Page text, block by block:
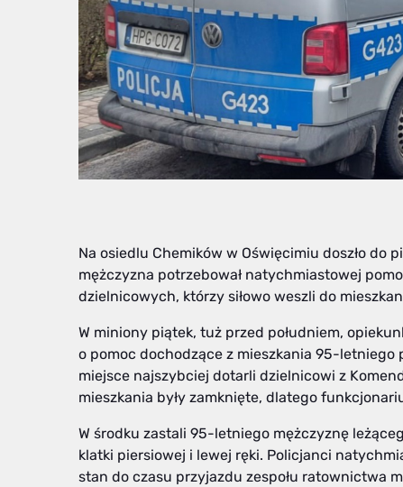
Na osiedlu Chemików w Oświęcimiu doszło
mężczyzna potrzebował natychmiastowej
dzielnicowych, którzy siłowo weszli do
W miniony piątek, tuż przed południem,
o pomoc dochodzące z mieszkania 95-letniego
miejsce najszybciej dotarli dzielnicowi z
mieszkania były zamknięte, dlatego
W środku zastali 95-letniego mężczyznę
klatki piersiowej i lewej ręki. Policjanci
stan do czasu przyjazdu zespołu ratownictwa